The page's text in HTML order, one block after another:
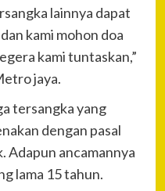
lainnya dapat
kami mohon doa
kami tuntaskan,”
jaya.
tersangka yang
dengan pasal
Adapun ancamannya
lama 15 tahun.